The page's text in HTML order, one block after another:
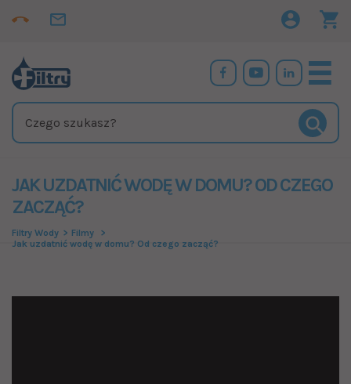
JAK UZDATNIĆ WODĘ W DOMU? OD CZEGO
ZACZĄĆ?
Filtry Wody
Filmy
Jak uzdatnić wodę w domu? Od czego zacząć?